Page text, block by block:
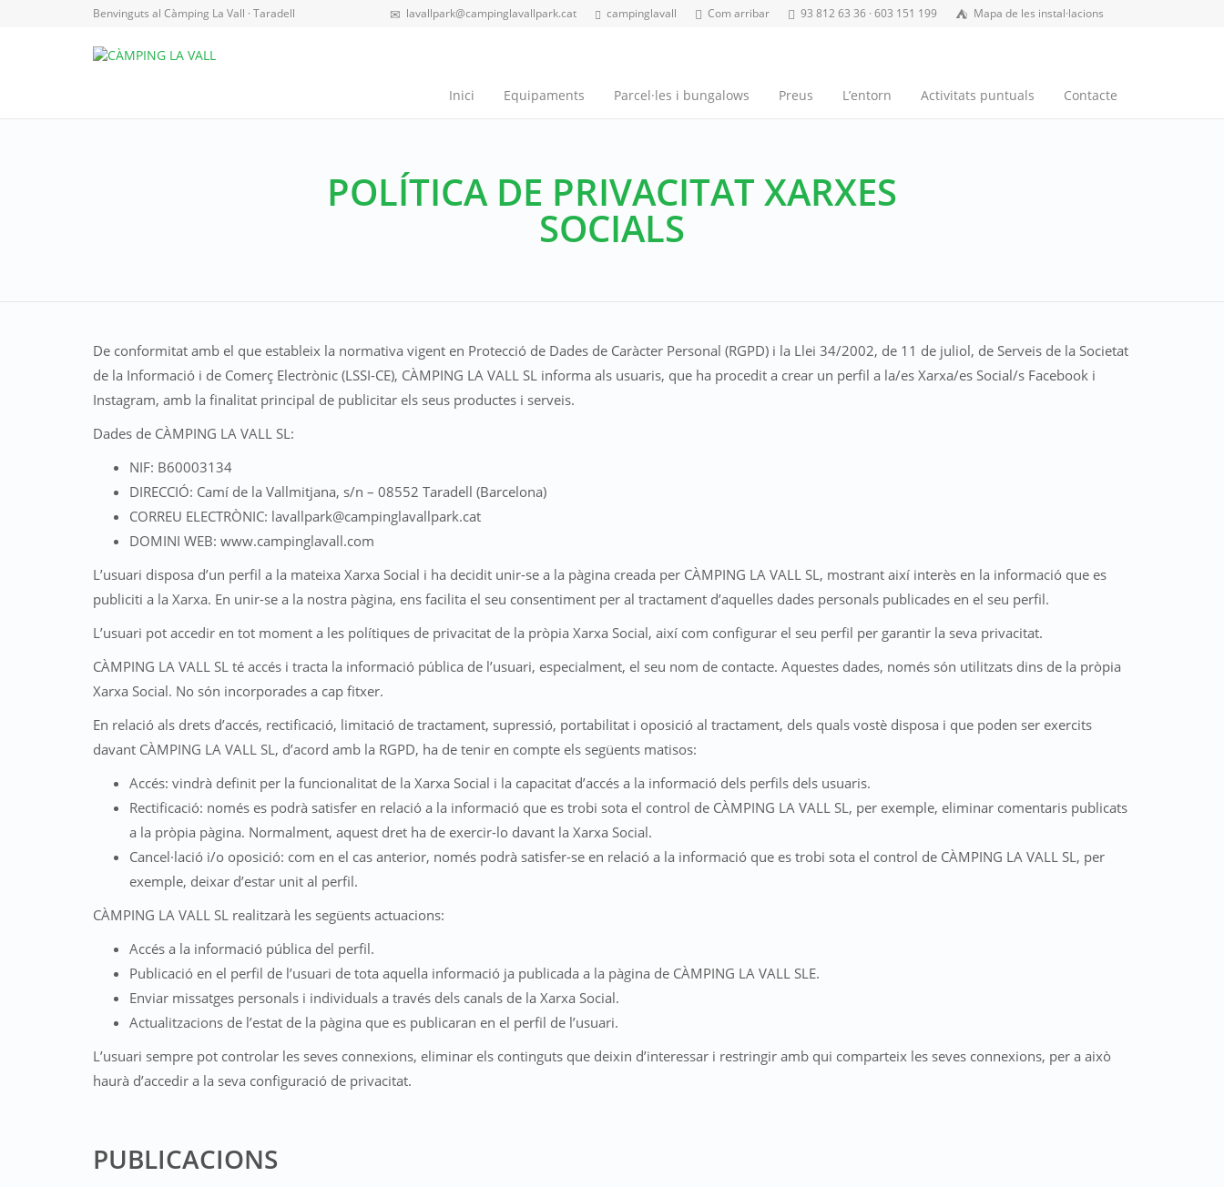
Benvinguts al Càmping La Vall · Taradell lavallpark@campinglavallpark.cat campinglavall Com arribar 93 812 63 36 · 603 151 199 Mapa de les instal·lacions
Inici Equipaments Parcel·les i bungalows Preus L’entorn Activitats puntuals Contacte
POLÍTICA DE PRIVACITAT XARXES
SOCIALS
De conformitat amb el que estableix la normativa vigent en Protecció de Dades de Caràcter Personal (RGPD) i la Llei 34/2002, de 11 de juliol, de Serveis de la Societat
de la Informació i de Comerç Electrònic (LSSI-CE), CÀMPING LA VALL SL informa als usuaris, que ha procedit a crear un perfil a la/es Xarxa/es Social/s Facebook i
Instagram, amb la finalitat principal de publicitar els seus productes i serveis.
Dades de CÀMPING LA VALL SL:
NIF: B60003134
DIRECCIÓ: Camí de la Vallmitjana, s/n – 08552 Taradell (Barcelona)
CORREU ELECTRÒNIC: lavallpark@campinglavallpark.cat
DOMINI WEB: www.campinglavall.com
L’usuari disposa d’un perfil a la mateixa Xarxa Social i ha decidit unir-se a la pàgina creada per CÀMPING LA VALL SL, mostrant així interès en la informació que es
publiciti a la Xarxa. En unir-se a la nostra pàgina, ens facilita el seu consentiment per al tractament d’aquelles dades personals publicades en el seu perfil.
L’usuari pot accedir en tot moment a les polítiques de privacitat de la pròpia Xarxa Social, així com configurar el seu perfil per garantir la seva privacitat.
CÀMPING LA VALL SL té accés i tracta la informació pública de l’usuari, especialment, el seu nom de contacte. Aquestes dades, només són utilitzats dins de la pròpia
Xarxa Social. No són incorporades a cap fitxer.
En relació als drets d’accés, rectificació, limitació de tractament, supressió, portabilitat i oposició al tractament, dels quals vostè disposa i que poden ser exercits
davant CÀMPING LA VALL SL, d’acord amb la RGPD, ha de tenir en compte els següents matisos:
Accés: vindrà definit per la funcionalitat de la Xarxa Social i la capacitat d’accés a la informació dels perfils dels usuaris.
Rectificació: només es podrà satisfer en relació a la informació que es trobi sota el control de CÀMPING LA VALL SL, per exemple, eliminar comentaris publicats
a la pròpia pàgina. Normalment, aquest dret ha de exercir-lo davant la Xarxa Social.
Cancel·lació i/o oposició: com en el cas anterior, només podrà satisfer-se en relació a la informació que es trobi sota el control de CÀMPING LA VALL SL, per
exemple, deixar d’estar unit al perfil.
CÀMPING LA VALL SL realitzarà les següents actuacions:
Accés a la informació pública del perfil.
Publicació en el perfil de l’usuari de tota aquella informació ja publicada a la pàgina de CÀMPING LA VALL SLE.
Enviar missatges personals i individuals a través dels canals de la Xarxa Social.
Actualitzacions de l’estat de la pàgina que es publicaran en el perfil de l’usuari.
L’usuari sempre pot controlar les seves connexions, eliminar els continguts que deixin d’interessar i restringir amb qui comparteix les seves connexions, per a això
haurà d’accedir a la seva configuració de privacitat.
PUBLICACIONS